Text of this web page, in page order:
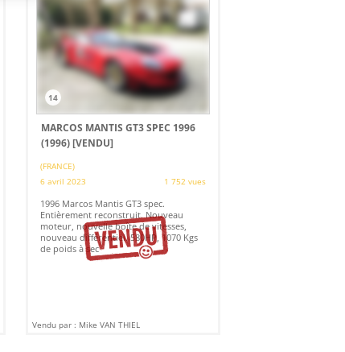
14
MARCOS MANTIS GT3 SPEC 1996
(1996)[VENDU]
(FRANCE)
6 avril 2023
1 752 vues
1996 Marcos Mantis GT3 spec.
Entièrement reconstruit. Nouveau
moteur, nouvelle boîte de vitesses,
nouveau différentiel. 580HP, 1070 Kgs
de poids à sec
Vendu par : Mike VAN THIEL